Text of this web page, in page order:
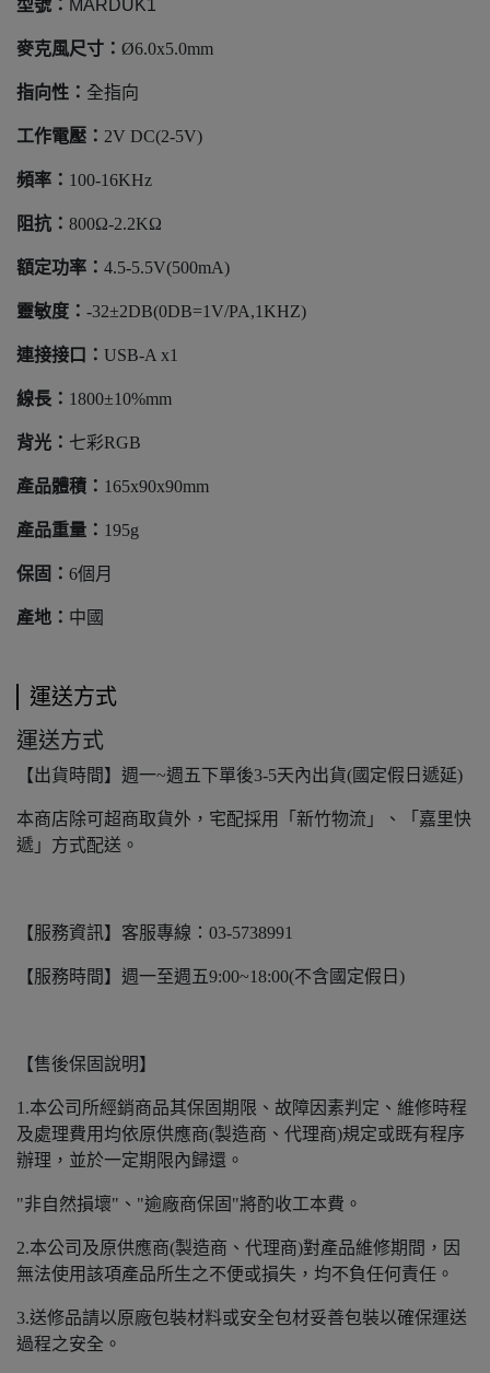
型號 ： MARDUK1
麥克風尺寸： Ø6.0x5.0mm
指向性： 全指向
工作電壓： 2V DC(2-5V)
頻率： 100-16KHz
阻抗： 800Ω-2.2KΩ
額定功率： 4.5-5.5V(500mA)
靈敏度： -32±2DB(0DB=1V/PA,1KHZ)
連接接口： USB-A x1
線長： 1800±10%mm
背光： 七彩RGB
產品體積： 165x90x90mm
產品重量： 195g
保固： 6個月
產地： 中國
運送方式
運送方式
【出貨時間】週一~週五下單後3-5天內出貨(國定假日遞延)
本商店除可超商取貨外，宅配採用「新竹物流」、「嘉里快
遞」方式配送。
【服務資訊】客服專線：03-5738991
【服務時間】週一至週五9:00~18:00(不含國定假日)
【售後保固說明】
1.本公司所經銷商品其保固期限、故障因素判定、維修時程
及處理費用均依原供應商(製造商、代理商)規定或既有程序
辦理，並於一定期限內歸還。
"非自然損壞"、"逾廠商保固"將酌收工本費。
2.本公司及原供應商(製造商、代理商)對產品維修期間，因
無法使用該項產品所生之不便或損失，均不負任何責任。
3.送修品請以原廠包裝材料或安全包材妥善包裝以確保運送
過程之安全。